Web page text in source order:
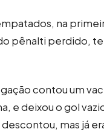
na
pênalti perdido,
contou um
e deixou o gol
mas já